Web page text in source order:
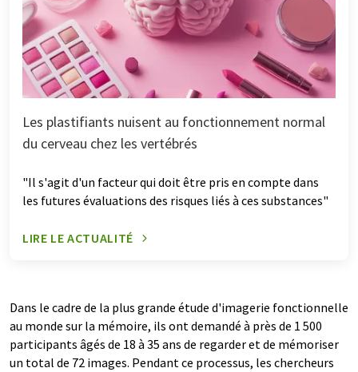
Les plastifiants nuisent au fonctionnement normal
du cerveau chez les vertébrés
"Il s'agit d'un facteur qui doit être pris en compte dans
les futures évaluations des risques liés à ces substances"
LIRE LE ACTUALITÉ
Dans le cadre de la plus grande étude d'imagerie fonctionnelle
au monde sur la mémoire, ils ont demandé à près de 1 500
participants âgés de 18 à 35 ans de regarder et de mémoriser
un total de 72 images. Pendant ce processus, les chercheurs